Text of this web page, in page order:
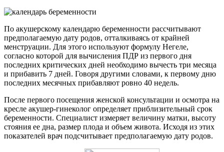
По акушерскому календарю беременности рассчитывают
предполагаемую дату родов, отталкиваясь от крайней
менструации. Для этого используют формулу Негеле,
согласно которой для вычисления ПДР из первого дня
последних критических дней необходимо вычесть три месяца
и прибавить 7 дней. Говоря другими словами, к первому дню
последних месячных прибавляют ровно 40 недель.
После первого посещения женской консультации и осмотра на
кресле акушер-гинеколог определяет приблизительный срок
беременности. Специалист измеряет величину матки, высоту
стояния ее дна, размер плода и объем живота. Исходя из этих
показателей врач подсчитывает предполагаемую дату родов.